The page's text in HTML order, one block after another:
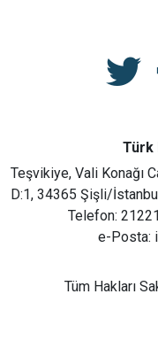
Türk
Teşvikiye, Vali Konağı
D:1, 34365 Şişli/
Telefon:
e-Posta:
Tüm Hakları